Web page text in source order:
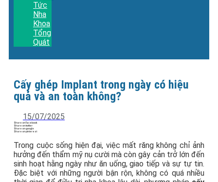
Tức
Nha
Khoa
Tổng
Quát
Cấy ghép Implant trong ngày có hiệu
quả và an toàn không?
15/07/2025
Share on facebook
Share on twitter
Share on google
Share on pinterest
Trong cuộc sống hiện đại, việc mất răng không chỉ ảnh
hưởng đến thẩm mỹ nụ cười mà còn gây cản trở lớn đến
sinh hoạt hằng ngày như ăn uống, giao tiếp và sự tự tin.
Đặc biệt với những người bận rộn, không có quá nhiều